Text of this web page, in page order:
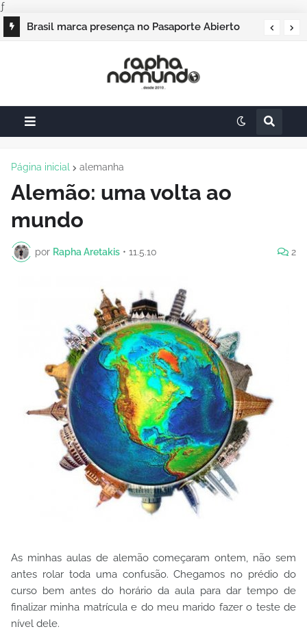
ƒ
Brasil marca presença no Pasaporte Abierto
Campos do Jordão vai sediar o Pasaporte
Página inicial alemanha
Alemão: uma volta ao
mundo
por Rapha Aretakis • 11.5.10 2
As minhas aulas de alemão começaram ontem, não sem
antes rolar toda uma confusão. Chegamos no prédio do
curso bem antes do horário da aula para dar tempo de
finalizar minha matrícula e do meu marido fazer o teste de
nível dele.